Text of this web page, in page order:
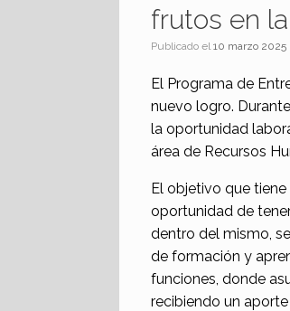
frutos en
Publicado el10 marzo 2025
El Programa de
nuevo logro.
la oportunidad
área de Recursos
El objetivo que
oportunidad de
dentro del mismo,
de formación y
funciones, donde
recibiendo un